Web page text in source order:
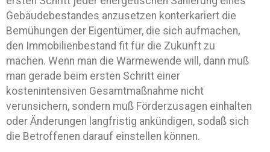
Gebäudebestandes anzusetzen konterkariert die
Bemühungen der Eigentümer, die sich aufmachen,
den Immobilienbestand fit für die Zukunft zu
machen. Wenn man die Wärmewende will, dann muß
man gerade beim ersten Schritt einer
kostenintensiven Gesamtmaßnahme nicht
verunsichern, sondern muß Förderzusagen einhalten
oder Änderungen langfristig ankündigen, sodaß sich
die Betroffenen darauf einstellen können.